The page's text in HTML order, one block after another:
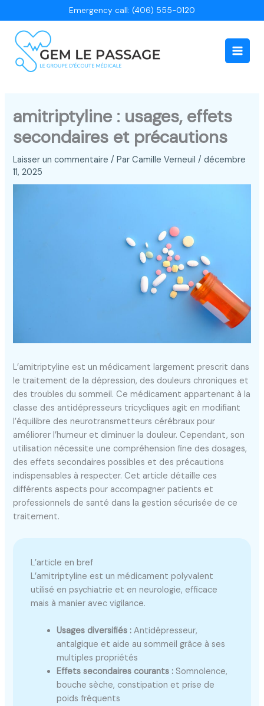
au
contenu
Emergency call: (406) 555-0120
Main
amitriptyline : usages, effets
secondaires et précautions
Laisser un commentaire / ParCamille Verneuil/décembre
11, 2025
L’amitriptyline est un médicament largement prescrit dans
le traitement de la dépression, des douleurs chroniques et
des troubles du sommeil. Ce médicament appartenant à la
classe des antidépresseurs tricycliques agit en modifiant
l’équilibre des neurotransmetteurs cérébraux pour
améliorer l’humeur et diminuer la douleur. Cependant, son
utilisation nécessite une compréhension fine des dosages,
des effets secondaires possibles et des précautions
indispensables à respecter. Cet article détaille ces
différents aspects pour accompagner patients et
professionnels de santé dans la gestion sécurisée de ce
traitement.
L’article en bref
L’amitriptyline est un médicament polyvalent
utilisé en psychiatrie et en neurologie, efficace
mais à manier avec vigilance.
Usages diversifiés : Antidépresseur,
antalgique et aide au sommeil grâce à ses
multiples propriétés
Effets secondaires courants : Somnolence,
bouche sèche, constipation et prise de
poids fréquents